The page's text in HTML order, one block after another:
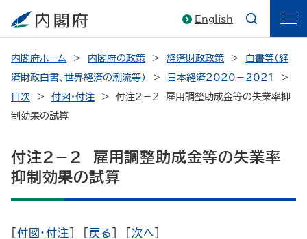
English
内閣府ホーム 内閣府の政策 経済財政政策
白書等（経
済財政白書、世界経済の潮流等）
日本経済2020－2021
目次
付図・付注
付注2－2 雇用調整助成金等の失業率抑
制効果の試算
付注2－2 雇用調整助成金等の失業率
抑制効果の試算
付図・付注 戻る 次へ